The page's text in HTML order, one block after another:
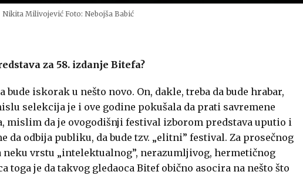
Nikita Milivojević Foto: Nebojša Babić
za 58. izdanje Bitefa?
iskorak u nešto novo. On, dakle, treba da bude hrabar,
selekcija je i ove godine pokušala da prati savremene
mislim da je ovogodišnji festival izborom predstava uputio i
da odbija publiku, da bude tzv. „elitni” festival. Za prosečnog
neku vrstu „intelektualnog”, nerazumljivog, hermetičnog
toga je da takvog gledaoca Bitef obično asocira na nešto što